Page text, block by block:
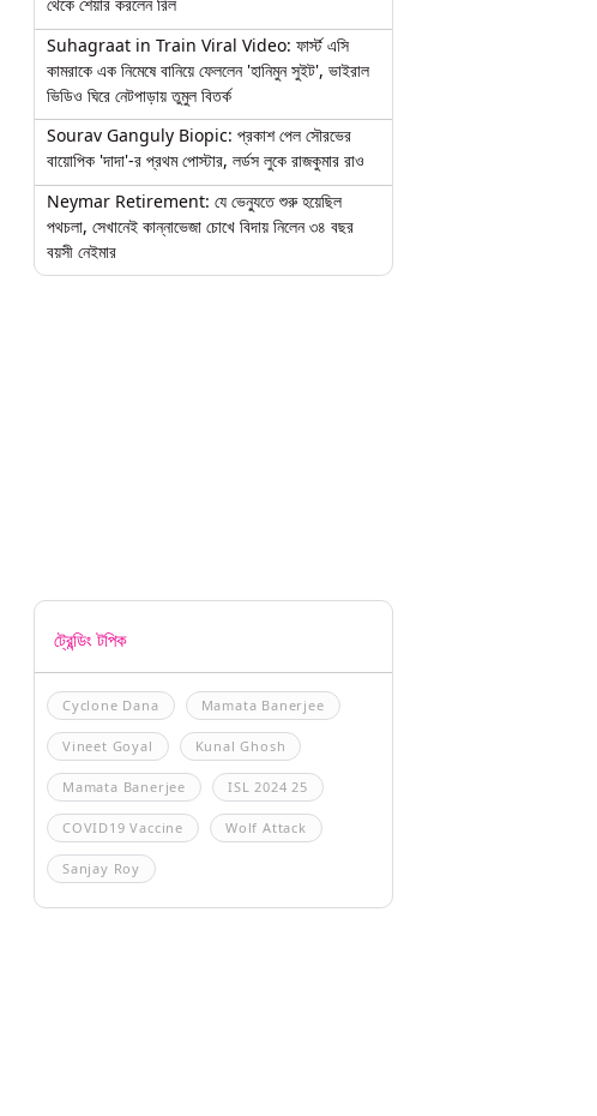
Suhagraat in Train Viral Video: ফার্স্ট এসি
কামরাকে এক নিমেষে বানিয়ে ফেললেন 'হানিমুন সুইট', ভাইরাল
ভিডিও ঘিরে নেটপাড়ায় তুমুল বিতর্ক
Sourav Ganguly Biopic: প্রকাশ পেল সৌরভের
বায়োপিক 'দাদা'-র প্রথম পোস্টার, লর্ডস লুকে রাজকুমার রাও
Neymar Retirement: যে ভেন্যুতে শুরু হয়েছিল
পথচলা, সেখানেই কান্নাভেজা চোখে বিদায় নিলেন ৩৪ বছর
বয়সী নেইমার
ট্রেন্ডিং টপিক
Cyclone Dana Mamata Banerjee
Vineet Goyal Kunal Ghosh
Mamata Banerjee ISL 2024 25
COVID19 Vaccine Wolf Attack
Sanjay Roy